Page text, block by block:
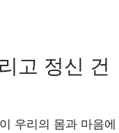
고 정신 건
우리의 몸과 마음에